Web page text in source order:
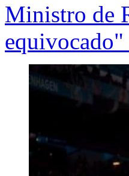
Ministro de